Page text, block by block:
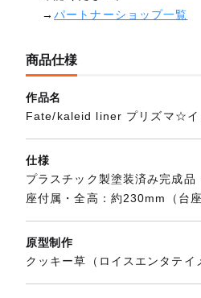
→パートナーショップ一覧
商品仕様
作品名
Fate/kaleid liner プリズマ☆イ
仕様
プラスチック製塗装済み完成
座付属・全高：約230mm（台座
原型制作
クッキー草（ロイスエンタテイ